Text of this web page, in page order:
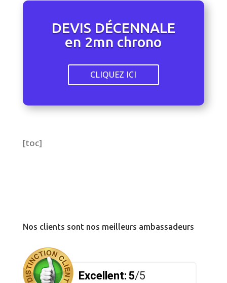
DEVIS DÉCENNALE
en 2mn chrono
CLIQUEZ ICI
[toc]
Nos clients sont nos meilleurs ambassadeurs
Excellent:5/5